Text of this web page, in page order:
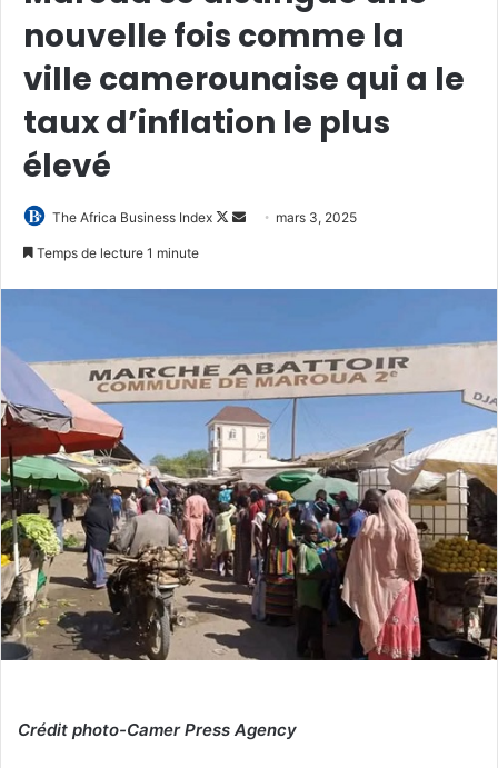
nouvelle fois comme la
ville camerounaise qui a le
taux d’inflation le plus
élevé
The Africa Business Index
Follow
Envoyermars 3, 2025
Temps de lecture 1 minute
Crédit photo-Camer Press Agency